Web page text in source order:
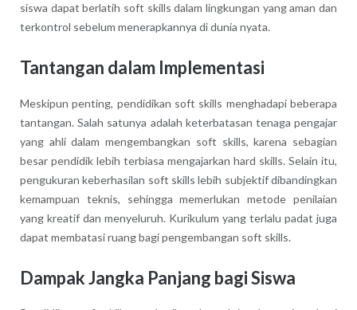
siswa dapat berlatih soft skills dalam lingkungan yang aman dan
terkontrol sebelum menerapkannya di dunia nyata.
Tantangan dalam Implementasi
Meskipun penting, pendidikan soft skills menghadapi beberapa
tantangan. Salah satunya adalah keterbatasan tenaga pengajar
yang ahli dalam mengembangkan soft skills, karena sebagian
besar pendidik lebih terbiasa mengajarkan hard skills. Selain itu,
pengukuran keberhasilan soft skills lebih subjektif dibandingkan
kemampuan teknis, sehingga memerlukan metode penilaian
yang kreatif dan menyeluruh. Kurikulum yang terlalu padat juga
dapat membatasi ruang bagi pengembangan soft skills.
Dampak Jangka Panjang bagi Siswa